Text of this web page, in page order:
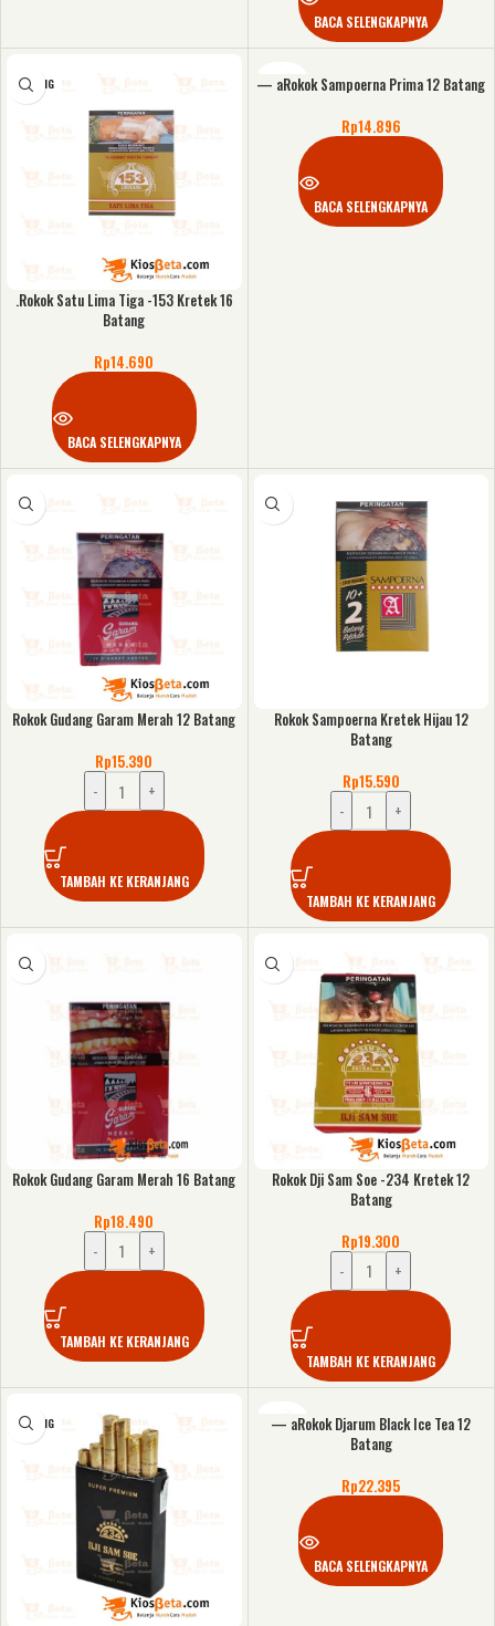
BACA SELENGKAPNYA
KOSONG
.Rokok Satu Lima Tiga -153 Kretek 16
Batang
Rp14.690
BACA SELENGKAPNYA
KOSONG
— aRokok Sampoerna Prima 12 Batang
Rp14.896
BACA SELENGKAPNYA
Rokok Gudang Garam Merah 12 Batang
Rp15.390
-
+
TAMBAH KE KERANJANG
Rokok Sampoerna Kretek Hijau 12
Batang
Rp15.590
-
+
TAMBAH KE KERANJANG
Rokok Gudang Garam Merah 16 Batang
Rp18.490
-
+
TAMBAH KE KERANJANG
Rokok Dji Sam Soe -234 Kretek 12
Batang
Rp19.300
-
+
TAMBAH KE KERANJANG
KOSONG KOSONG
— aRokok Djarum Black Ice Tea 12
Batang
Rp22.395
BACA SELENGKAPNYA